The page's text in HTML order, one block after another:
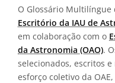
O Glossário Multilíngue
Escritório da IAU de
em colaboração com o
da Astronomia (OAO).
selecionados, escritos
esforço coletivo da OAE,